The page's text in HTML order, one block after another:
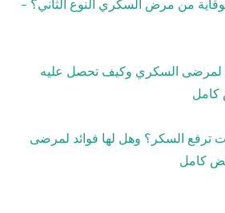
من مرض السكري النوع الثاني؟ -
لمرضى السكري وكيف تحصل عليه
كامل
ترفع السكر؟ وهل لها فوائد لمرضى
كامل